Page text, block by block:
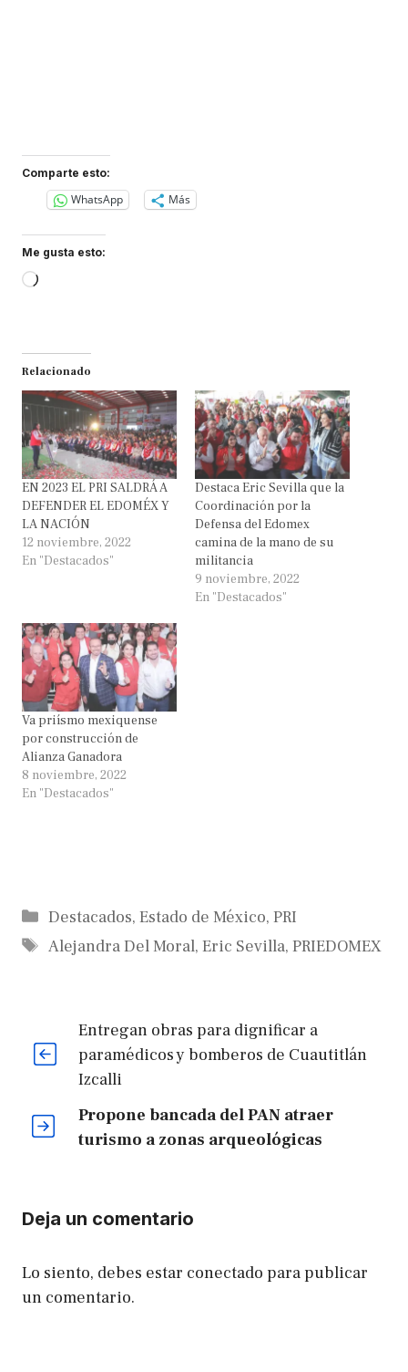
Comparte esto:
WhatsApp Más
Me gusta esto:
Loading…
Relacionado
EN 2023 EL PRI SALDRÁ A
DEFENDER EL EDOMÉX Y
LA NACIÓN
12 noviembre, 2022
En "Destacados"
Destaca Eric Sevilla que la
Coordinación por la
Defensa del Edomex
camina de la mano de su
militancia
9 noviembre, 2022
En "Destacados"
Va priísmo mexiquense
por construcción de
Alianza Ganadora
8 noviembre, 2022
En "Destacados"
Categorías
Destacados, Estado de México, PRI
Etiquetas
Alejandra Del Moral, Eric Sevilla, PRIEDOMEX
Entregan obras para dignificar a
paramédicos y bomberos de Cuautitlán
Izcalli
Propone bancada del PAN atraer
turismo a zonas arqueológicas
Deja un comentario
Lo siento, debes estar conectado para publicar
un comentario.